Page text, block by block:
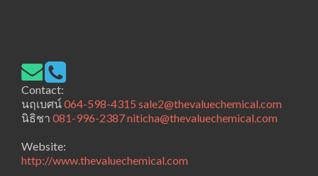
Contact:
นฤเบศน์064-598-4315 sale2@thevaluechemical.com
นิธิชา 081-996-2387niticha@thevaluechemical.com
Website:
http://www.thevaluechemical.com